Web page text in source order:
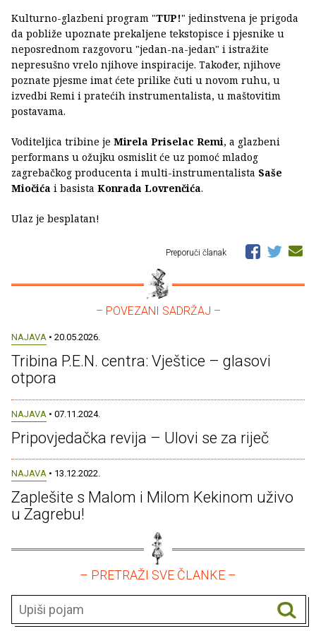
Kulturno-glazbeni program "TUP!" jedinstvena je prigoda
da pobliže upoznate prekaljene tekstopisce i pjesnike u
neposrednom razgovoru "jedan-na-jedan" i istražite
nepresušno vrelo njihove inspiracije. Također, njihove
poznate pjesme imat ćete prilike čuti u novom ruhu, u
izvedbi Remi i pratećih instrumentalista, u maštovitim
postavama.
Voditeljica tribine je Mirela Priselac Remi, a glazbeni
performans u ožujku osmislit će uz pomoć mladog
zagrebačkog producenta i multi-instrumentalista Saše
Miočića i basista Konrada Lovrenčića.
Ulaz je besplatan!
Preporuči članak
– POVEZANI SADRŽAJ –
NAJAVA • 20.05.2026.
Tribina P.E.N. centra: Vještice – glasovi
otpora
NAJAVA • 07.11.2024.
Pripovjedačka revija – Ulovi se za riječ
NAJAVA • 13.12.2022.
Zaplešite s Malom i Milom Kekinom uživo
u Zagrebu!
– PRETRAŽI SVE ČLANKE –